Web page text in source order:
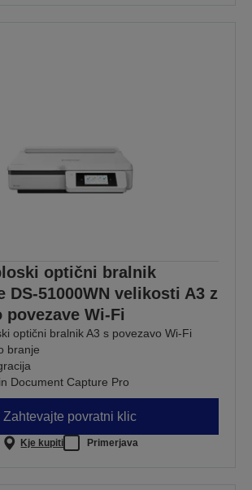
optični bralnik
DS-51000WN velikosti A3 z
povezave Wi-Fi
optični bralnik A3 s povezavo Wi-Fi
branje
Document Capture Pro
Zahtevajte povratni klic
Kje kupiti Primerjava